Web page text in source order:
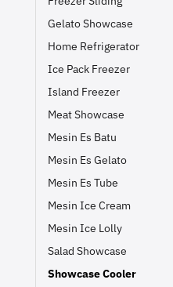
Gelato Showcase
Home Refrigerator
Ice Pack Freezer
Island Freezer
Meat Showcase
Mesin Es Batu
Mesin Es Gelato
Mesin Es Tube
Mesin Ice Cream
Mesin Ice Lolly
Salad Showcase
Showcase Cooler